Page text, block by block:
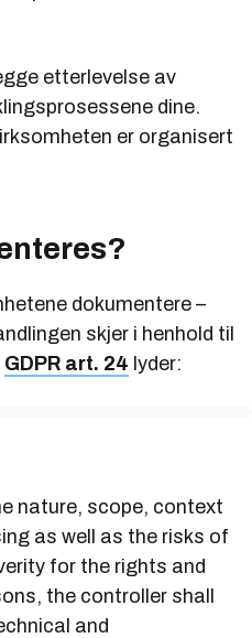
etterlevelse av
dine.
er organisert
dokumentere –
skjer i henhold til
GDPR art. 24 lyder:
nature, scope, context
as well as the risks of
for the rights and
the controller shall
and